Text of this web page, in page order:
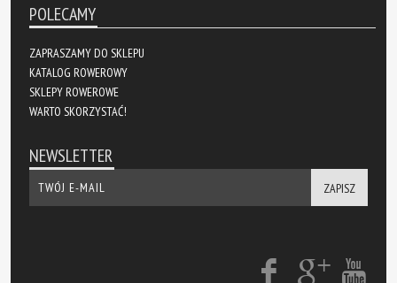
POLECAMY
ZAPRASZAMY DO SKLEPU
KATALOG ROWEROWY
SKLEPY ROWEROWE
WARTO SKORZYSTAĆ!
NEWSLETTER
ZAPISZ